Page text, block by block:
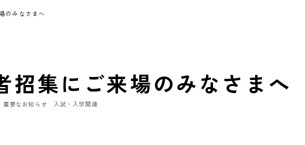
のみなさまへ
招集にご来場のみなさまへ
重要なお知らせ 入試・入学関連